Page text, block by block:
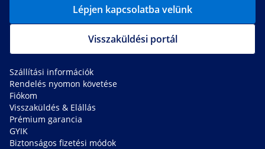
Lépjen kapcsolatba velünk
Visszaküldési portál
Szállítási információk
Rendelés nyomon követése
Fiókom
Visszaküldés & Elállás
Prémium garancia
GYIK
Biztonságos fizetési módok